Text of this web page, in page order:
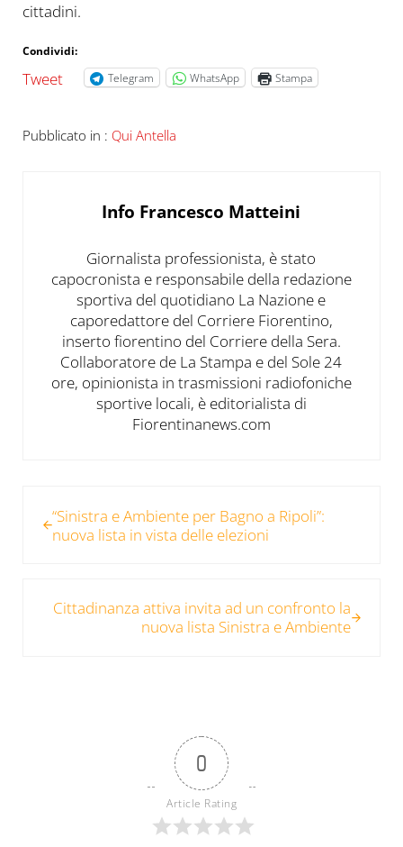
cittadini.
Condividi:
Tweet Telegram WhatsApp Stampa
Pubblicato in : Qui Antella
Info Francesco Matteini
Giornalista professionista, è stato
capocronista e responsabile della redazione
sportiva del quotidiano La Nazione e
caporedattore del Corriere Fiorentino,
inserto fiorentino del Corriere della Sera.
Collaboratore de La Stampa e del Sole 24
ore, opinionista in trasmissioni radiofoniche
sportive locali, è editorialista di
Fiorentinanews.com
“Sinistra e Ambiente per Bagno a Ripoli”:
nuova lista in vista delle elezioni
Cittadinanza attiva invita ad un confronto la
nuova lista Sinistra e Ambiente
0
Article Rating